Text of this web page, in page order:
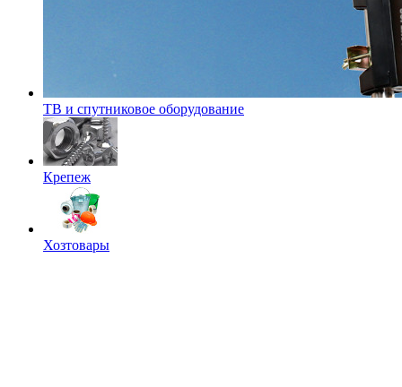
ТВ и спутниковое оборудование
Крепеж
Хозтовары